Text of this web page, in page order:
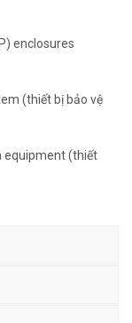
enclosures
(thiết bị bảo vệ
equipment (thiết